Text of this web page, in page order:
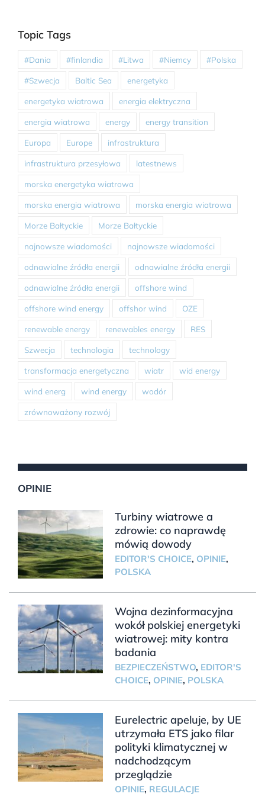
Topic Tags
#Dania #finlandia #Litwa #Niemcy #Polska
#Szwecja Baltic Sea energetyka
energetyka wiatrowa energia elektryczna
energia wiatrowa energy energy transition
Europa Europe infrastruktura
infrastruktura przesyłowa latestnews
morska energetyka wiatrowa
morska energia wiatrowa morska energia wiatrowa
Morze Bałtyckie Morze Bałtyckie
najnowsze wiadomości najnowsze wiadomości
odnawialne źródła energii odnawialne źródła energii
odnawialne źródła energii offshore wind
offshore wind energy offshor wind OZE
renewable energy renewables energy RES
Szwecja technologia technology
transformacja energetyczna wiatr wid energy
wind energ wind energy wodór
zrównoważony rozwój
OPINIE
Turbiny wiatrowe a
zdrowie: co naprawdę
mówią dowody
EDITOR'S CHOICE, OPINIE,
POLSKA
Wojna dezinformacyjna
wokół polskiej energetyki
wiatrowej: mity kontra
badania
BEZPIECZEŃSTWO, EDITOR'S
CHOICE, OPINIE, POLSKA
Eurelectric apeluje, by UE
utrzymała ETS jako filar
polityki klimatycznej w
nadchodzącym
przeglądzie
OPINIE, REGULACJE